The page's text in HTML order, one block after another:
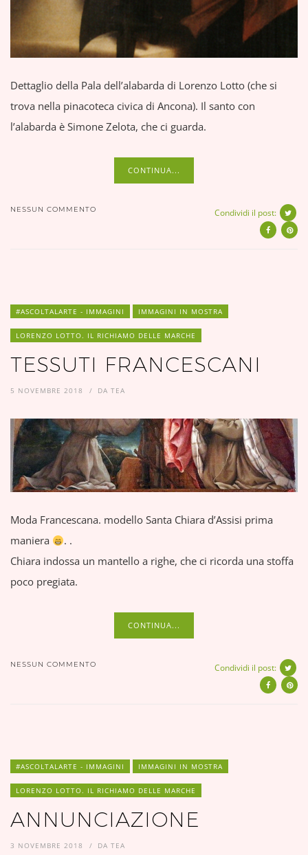
Dettaglio della Pala dell’alabarda di Lorenzo Lotto (che si
trova nella pinacoteca civica di Ancona). Il santo con
l’alabarda è Simone Zelota, che ci guarda.
CONTINUA...
NESSUN COMMENTO Condividi il post:
#ASCOLTALARTE - IMMAGINI IMMAGINI IN MOSTRA
LORENZO LOTTO. IL RICHIAMO DELLE MARCHE
TESSUTI FRANCESCANI
5 NOVEMBRE 2018 DA TEA
Moda Francescana. modello Santa Chiara d’Assisi prima
maniera
. .
Chiara indossa un mantello a righe, che ci ricorda una stoffa
poco pregiata.
CONTINUA...
NESSUN COMMENTO Condividi il post:
#ASCOLTALARTE - IMMAGINI IMMAGINI IN MOSTRA
LORENZO LOTTO. IL RICHIAMO DELLE MARCHE
ANNUNCIAZIONE
3 NOVEMBRE 2018 DA TEA